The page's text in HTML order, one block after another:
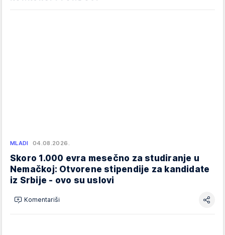
MLADI 04.08.2026.
Skoro 1.000 evra mesečno za studiranje u
Nemačkoj: Otvorene stipendije za kandidate
iz Srbije - ovo su uslovi
Komentariši